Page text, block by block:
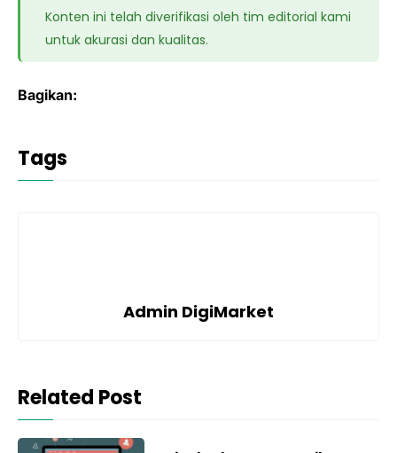
Konten ini telah diverifikasi oleh tim editorial kami
untuk akurasi dan kualitas.
Bagikan:
Tags
Admin DigiMarket
Related Post